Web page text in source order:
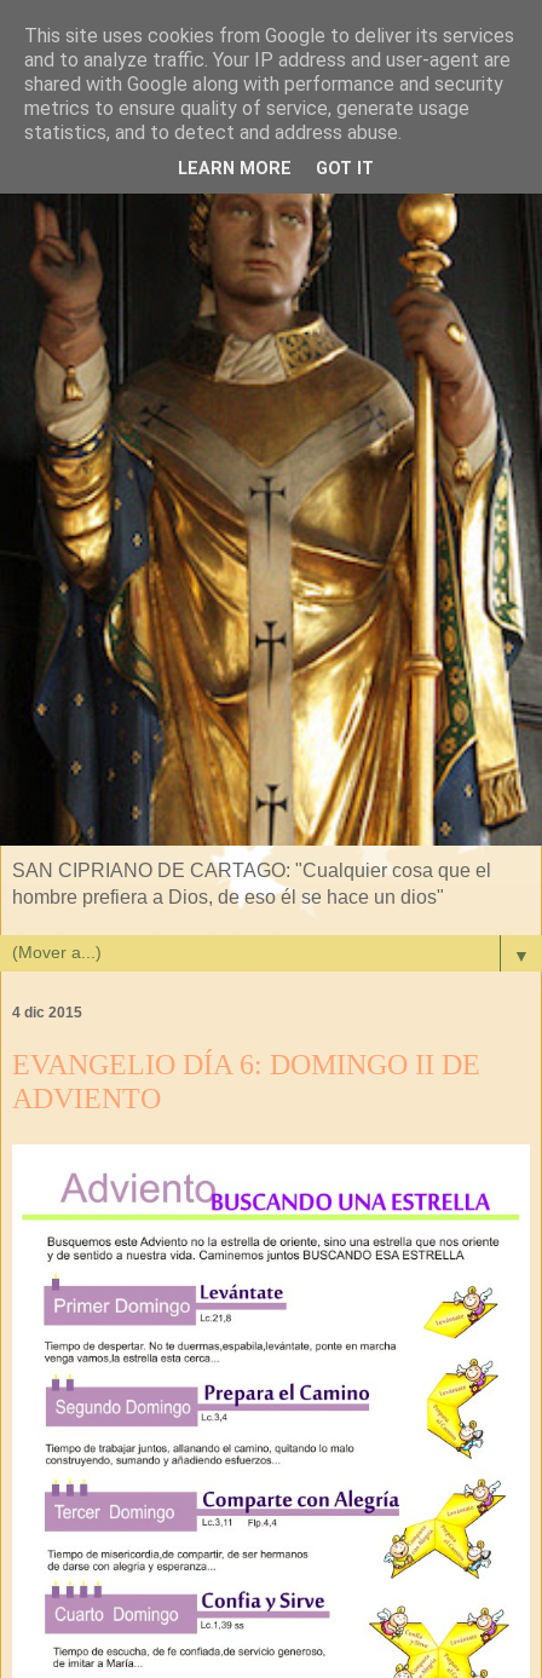
SAN CIPRIANO DE CARTAGO: "Cualquier cosa que el
hombre prefiera a Dios, de eso él se hace un dios"
▼
4 dic 2015
EVANGELIO DÍA 6: DOMINGO II DE
ADVIENTO
This site uses cookies from Google to deliver its services
and to analyze traffic. Your IP address and user-agent are
shared with Google along with performance and security
metrics to ensure quality of service, generate usage
statistics, and to detect and address abuse.
LEARN MORE GOT IT